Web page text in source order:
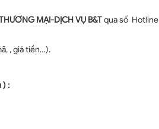
MẠI-DỊCH VỤ B&T qua số Hotline
, , giá tiền…).
) :